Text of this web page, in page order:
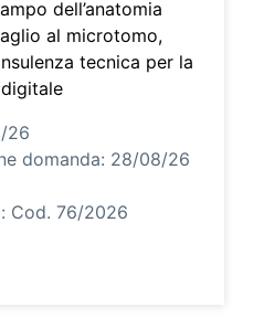
dell’anatomia
al microtomo,
tecnica per la
26
domanda: 28/08/26
Cod. 76/2026